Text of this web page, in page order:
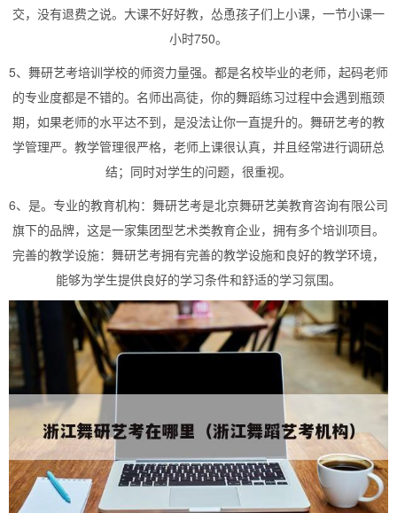
交，没有退费之说。大课不好好教，怂恿孩子们上小课，一节小课一
小时750。
5、舞研艺考培训学校的师资力量强。都是名校毕业的老师，起码老师
的专业度都是不错的。名师出高徒，你的舞蹈练习过程中会遇到瓶颈
期，如果老师的水平达不到，是没法让你一直提升的。舞研艺考的教
学管理严。教学管理很严格，老师上课很认真，并且经常进行调研总
结；同时对学生的问题，很重视。
6、是。专业的教育机构：舞研艺考是北京舞研艺美教育咨询有限公司
旗下的品牌，这是一家集团型艺术类教育企业，拥有多个培训项目。
完善的教学设施：舞研艺考拥有完善的教学设施和良好的教学环境，
能够为学生提供良好的学习条件和舒适的学习氛围。